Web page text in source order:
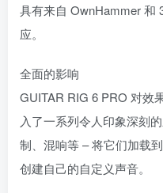
具有来自 OwnHammer 和
应。
全面的影响
GUITAR RIG 6 PRO 对效
入了一系列令人印象深刻
制、混响等 – 将它们加载
创建自己的自定义声音。